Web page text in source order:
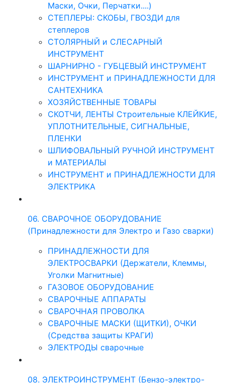
Маски, Очки, Перчатки....)
СТЕПЛЕРЫ: СКОБЫ, ГВОЗДИ для
степлеров
СТОЛЯРНЫЙ и СЛЕСАРНЫЙ
ИНСТРУМЕНТ
ШАРНИРНО - ГУБЦЕВЫЙ ИНСТРУМЕНТ
ИНСТРУМЕНТ и ПРИНАДЛЕЖНОСТИ ДЛЯ
САНТЕХНИКА
ХОЗЯЙСТВЕННЫЕ ТОВАРЫ
СКОТЧИ, ЛЕНТЫ Строительные КЛЕЙКИЕ,
УПЛОТНИТЕЛЬНЫЕ, СИГНАЛЬНЫЕ,
ПЛЕНКИ
ШЛИФОВАЛЬНЫЙ РУЧНОЙ ИНСТРУМЕНТ
и МАТЕРИАЛЫ
ИНСТРУМЕНТ и ПРИНАДЛЕЖНОСТИ ДЛЯ
ЭЛЕКТРИКА
06. СВАРОЧНОЕ ОБОРУДОВАНИЕ
(Принадлежности для Электро и Газо сварки)
ПРИНАДЛЕЖНОСТИ ДЛЯ
ЭЛЕКТРОСВАРКИ (Держатели, Клеммы,
Уголки Магнитные)
ГАЗОВОЕ ОБОРУДОВАНИЕ
СВАРОЧНЫЕ АППАРАТЫ
СВАРОЧНАЯ ПРОВОЛКА
СВАРОЧНЫЕ МАСКИ (ЩИТКИ), ОЧКИ
(Средства защиты КРАГИ)
ЭЛЕКТРОДЫ сварочные
08. ЭЛЕКТРОИНСТРУМЕНТ (Бензо-электро-